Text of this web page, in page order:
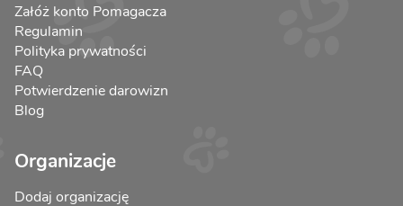
Załóż konto Pomagacza
Regulamin
Polityka prywatności
FAQ
Potwierdzenie darowizn
Blog
Organizacje
Dodaj organizację